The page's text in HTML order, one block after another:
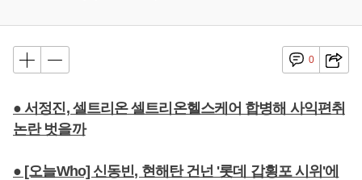
0
● 서정진, 셀트리온 셀트리온헬스케어 합병해 사익편취
논란 벗을까
● [오늘Who] 신동빈, 현해탄 건넌 '롯데 갑횡포 시위'에